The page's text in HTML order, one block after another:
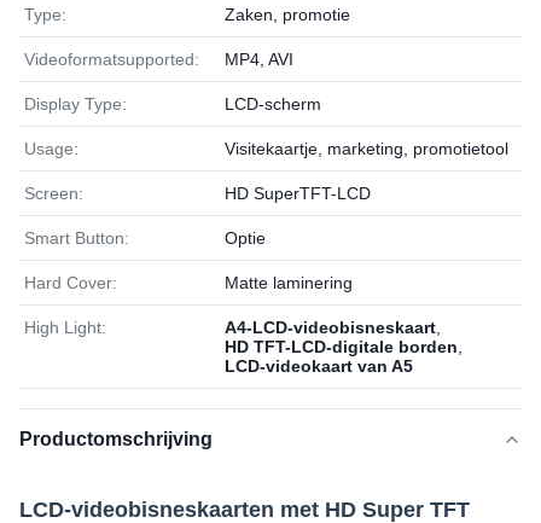
Type: Zaken, promotie
Videoformatsupported: MP4, AVI
Display Type: LCD-scherm
Usage: Visitekaartje, marketing, promotietool
Screen: HD SuperTFT-LCD
Smart Button: Optie
Hard Cover: Matte laminering
High Light: A4-LCD-videobisneskaart
HD TFT-LCD-digitale borden
LCD-videokaart van A5
Productomschrijving
LCD-videobisneskaarten met HD Super TFT